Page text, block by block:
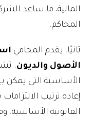
المالية، ما ساعد
المحاكم.
ثانيًا، يقدم المحامي
الأصول والديون.
الأساسية التي يمكن
إعادة ترتيب
القانونية الأساسية.